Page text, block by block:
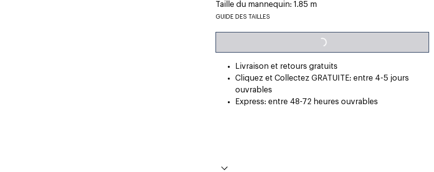
Taille du mannequin:1.85 m
GUIDE DES TAILLES LOADING...
Livraison et retours gratuits
Cliquez et Collectez GRATUITE: entre 4-5 jours
ouvrables
Express: entre 48-72 heures ouvrables